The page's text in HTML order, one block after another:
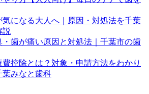
になる大人へ｜原因・対処法を千葉
説
歯が痛い原因と対処法｜千葉市の歯
控除とは？対象・申請方法をわかり
葉みなと歯科